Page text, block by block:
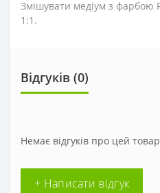
Змішувати медіум з фарбою
1:1.
Відгуків (0)
Немає відгуків про цей
+ Написати відгук